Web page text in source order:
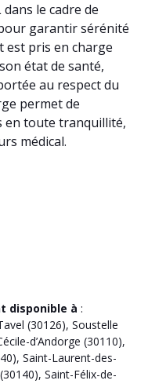
le cadre de
garantir sérénité
pris en charge
état de santé,
au respect du
permet de
en toute tranquillité,
médical.
disponible à :
(30126), Soustelle
d’Andorge (30110),
, Saint-Laurent-des-
, Saint-Félix-de-